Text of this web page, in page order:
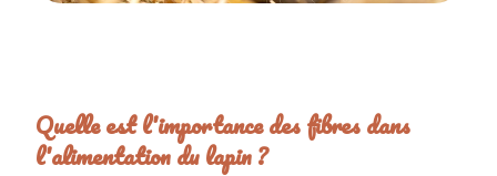
Quelle est l'importance des fibres dans
l'alimentation du lapin ?